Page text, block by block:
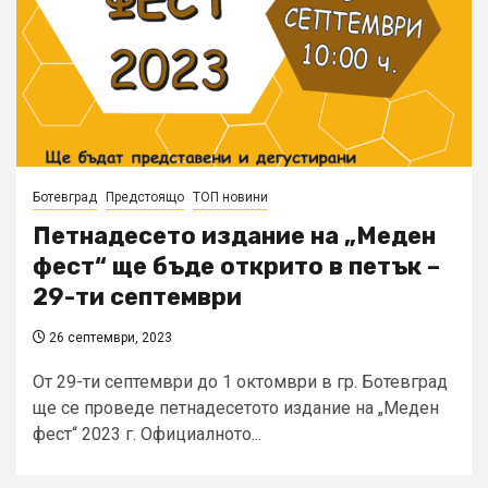
Ботевград Предстоящо ТОП новини
Петнадесето издание на „Меден
фест“ ще бъде открито в петък –
29-ти септември
26 септември, 2023
От 29-ти септември до 1 октомври в гр. Ботевград
ще се проведе петнадесетото издание на „Меден
фест“ 2023 г. Официалното...